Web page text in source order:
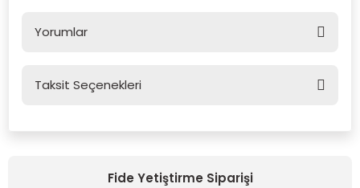
Yorumlar
Taksit Seçenekleri
Fide Yetiştirme Siparişi